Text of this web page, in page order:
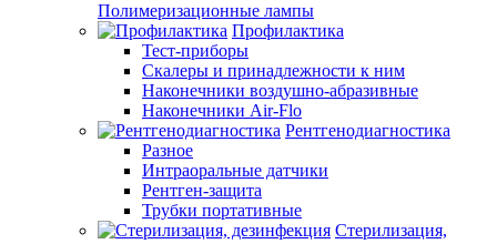
Полимеризационные лампы
Профилактика
Тест-приборы
Скалеры и принадлежности к ним
Наконечники воздушно-абразивные
Наконечники Air-Flo
Рентгенодиагностика
Разное
Интраоральные датчики
Рентген-защита
Трубки портативные
Стерилизация,